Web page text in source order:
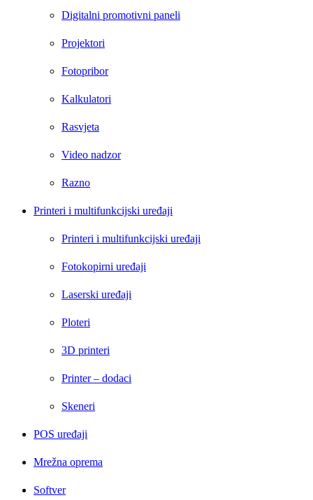
Digitalni promotivni paneli
Projektori
Fotopribor
Kalkulatori
Rasvjeta
Video nadzor
Razno
Printeri i multifunkcijski uređaji
Printeri i multifunkcijski uređaji
Fotokopirni uređaji
Laserski uređaji
Ploteri
3D printeri
Printer – dodaci
Skeneri
POS uređaji
Mrežna oprema
Softver